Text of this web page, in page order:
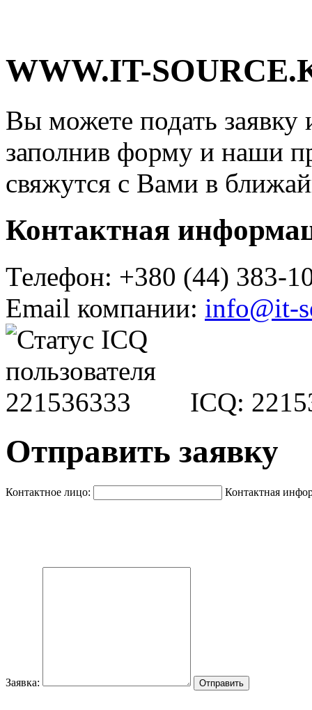
WWW.IT-
Вы можете подать заявку
заполнив форму и наши
свяжутся с Вами в
Контактная
Телефон: +380 (44) 383-
Email компании: info@it-
ICQ:
Отправить заявку
Контактное лицо: Контактная
Заявка: